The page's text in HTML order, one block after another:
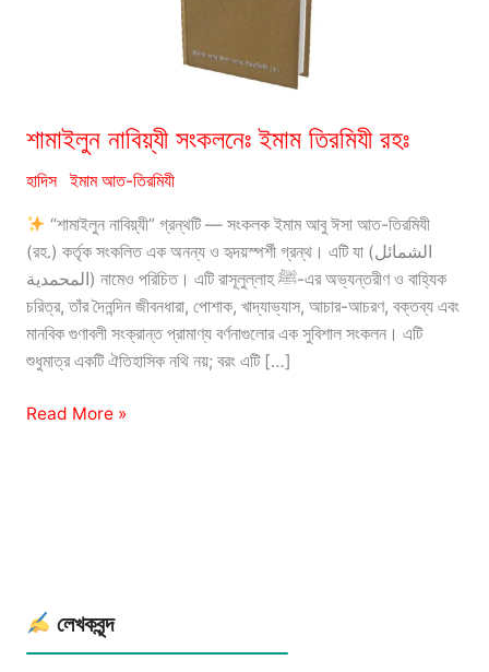
শামাইলুন নাবিয়্যী সংকলনেঃ ইমাম তিরমিযী রহঃ
হাদিস ইমাম আত-তিরমিযী
“শামাইলুন নাবিয়্যী” গ্রন্থটি — সংকলক ইমাম আবু ঈসা আত-তিরমিযী
(রহ.) কর্তৃক সংকলিত এক অনন্য ও হৃদয়স্পর্শী গ্রন্থ। এটি যা (الشمائل
المحمدية) নামেও পরিচিত। এটি রাসূলুল্লাহ ﷺ-এর অভ্যন্তরীণ ও বাহ্যিক
চরিত্র, তাঁর দৈনন্দিন জীবনধারা, পোশাক, খাদ্যাভ্যাস, আচার-আচরণ, বক্তব্য এবং
মানবিক গুণাবলী সংক্রান্ত প্রামাণ্য বর্ণনাগুলোর এক সুবিশাল সংকলন। এটি
শুধুমাত্র একটি ঐতিহাসিক নথি নয়; বরং এটি […]
শামাইলুন
Read More »
লেখকবৃন্দ